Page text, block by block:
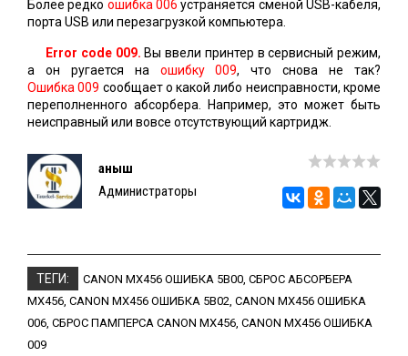
Более редко ошибка 006 устраняется сменой USB-кабеля,
порта USB или перезагрузкой компьютера.
Error code 009. Вы ввели принтер в сервисный режим,
а он ругается на ошибку 009, что снова не так?
Ошибка 009 сообщает о какой либо неисправности, кроме
переполненного абсорбера. Например, это может быть
неисправный или вовсе отсутствующий картридж.
Қаныш
Администраторы
ТЕГИ: CANON MX456 ОШИБКА 5B00, СБРОС АБСОРБЕРА
MX456, CANON MX456 ОШИБКА 5B02, CANON MX456 ОШИБКА
006, СБРОС ПАМПЕРСА CANON MX456, CANON MX456 ОШИБКА
009